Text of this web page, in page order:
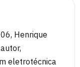
Henrique
eletrotécnica